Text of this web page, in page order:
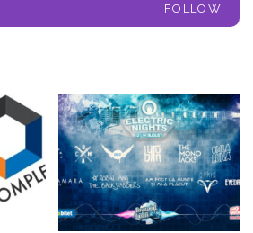
FOLLOW